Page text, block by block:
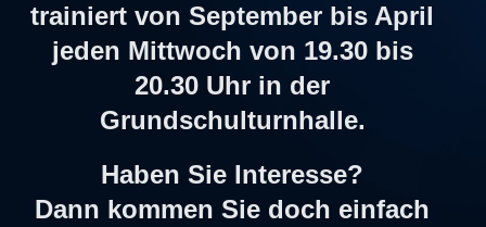
trainiert von September bis April
jeden Mittwoch von 19.30 bis
20.30 Uhr in der
Grundschulturnhalle.
Haben Sie Interesse?
Dann kommen Sie doch einfach